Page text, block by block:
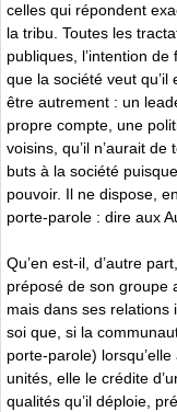
celles qui répondent
la tribu. Toutes les
publiques, l’intention de
que la société veut
être autrement : un
propre compte, une
voisins, qu’il n’aurait
buts à la société
pouvoir. Il ne dispose,
porte-parole : dire aux
Qu’en est-il, d’autre
préposé de son groupe
mais dans ses
soi que, si la
porte-parole)
unités, elle le crédite
qualités qu’il déploie,